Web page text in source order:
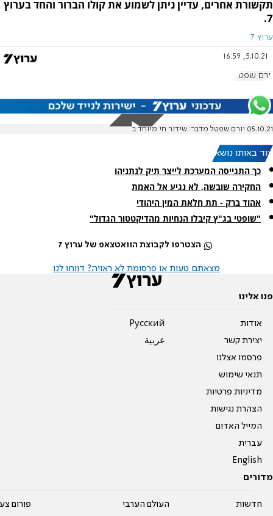
תקשורת אחרים, עדיין ניתן לשמוע את קולו הברור והחד בערוץ
7.
ערוץ 7
5.10.21, 16:59
יורם שפטל
05.10.21 יורם שפטל מדבר: שידור חי מיוחד ב
עוד באותו נושא:
כך התגייסה המערכת לייצר תיק לנתניהו
החקירה שובשה, לא נגיע אל האמת
אהוד ברק - תת חלאת המין היהודי
"שופטי בג"ץ קיבלו הנחיות מהדיקטטור הגדול"
הצטרפו לקבוצת הוואטצאפ של ערוץ 7
מצאתם טעות או פרסומת לא ראויה? דווחו לנו
פנו אלינו
אודות
יצירת קשר
פרסמו אצלנו
תנאי שימוש
מדיניות פרטיות
הצהרת נגישות
המייל האדום
עברית
English
Pусский
عربية
מדורים
חדשות העולם הערבי פורום